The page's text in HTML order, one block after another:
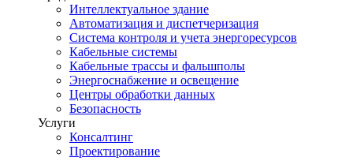
Интеллектуальное здание
Автоматизация и диспетчеризация
Система контроля и учета энергоресурсов
Кабельные системы
Кабельные трассы и фальшполы
Энергоснабжение и освещение
Центры обработки данных
Безопасность
Услуги
Консалтинг
Проектирование